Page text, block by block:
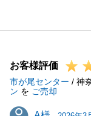
今後も不動産で
お客様評価
市が尾センター / 神
ン を ご売却
A様